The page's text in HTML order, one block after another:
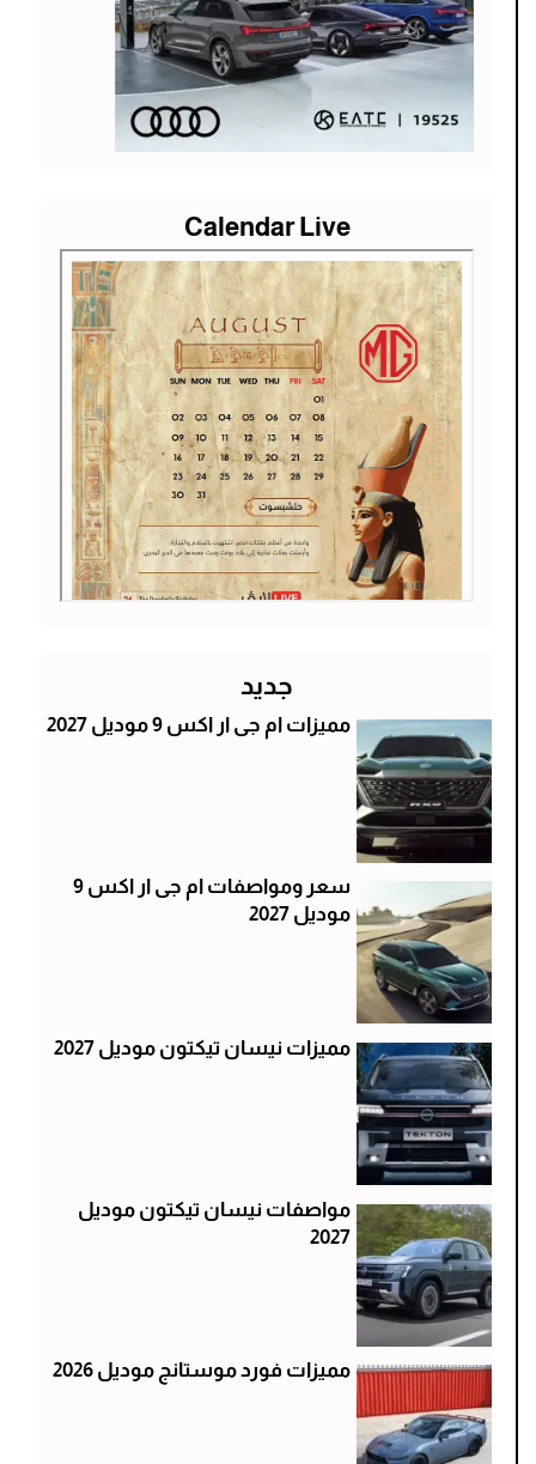
Calendar Live
جديد
مميزات ام جى ار اكس 9 موديل 2027
سعر ومواصفات ام جى ار اكس 9
موديل 2027
مميزات نيسان تيكتون موديل 2027
مواصفات نيسان تيكتون موديل
2027
مميزات فورد موستانج موديل 2026